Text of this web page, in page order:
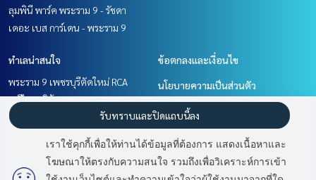
ลุมพินี พาร์ค พระราม 9 - รัชดา
เดอะ เบส การ์เดน - พระราม 9
ทำเลน่าสนใจ
พระราม 9 เพชรบุรีตัดใหม่ RCA
เสรีไทย-นิด้า
รามคำแหง หัวหมาก
พัฒนาการ ศรีนครินทร์
ข้อตกลงและเงื่อนไข
นโยบายความเป็นส่วนตัว
เกี่ยวกับเรา
วิธีการฝากขาย-เช่า
ติดต่อ
เราใช้คุกกี้เพื่อให้ท่านได้ข้อมูลที่ต้องการ แสดงเนื้อหาและ
โฆษณาให้ตรงกับความสนใจ รวมถึงเพื่อวิเคราะห์การเข้า
รับทราบและปิดแถบนี้ลง